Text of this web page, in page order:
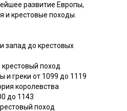
развитие Европы,
и крестовые походы.
запад до крестовых
крестовый поход
и греки от 1099 до 1119
королевства
до 1143
поход